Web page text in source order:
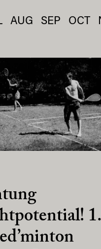
AUG SEP OCT
1.